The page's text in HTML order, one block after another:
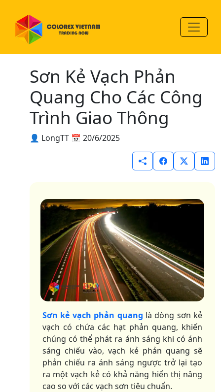
Sơn Kẻ Vạch Phản
Quang Cho Các Công
Trình Giao Thông
👤 LongTT 📅 20/6/2025
Sơn kẻ vạch phản quang là dòng sơn kẻ
vạch có chứa các hạt phản quang, khiến
chúng có thể phát ra ánh sáng khi có ánh
sáng chiếu vào, vạch kẻ phản quang sẽ
phản chiếu ra ánh sáng ngược trở lại tạo
ra một vạch kẻ có khả năng hiển thị nâng
cao so với các vạch sơn tiêu chuẩn.